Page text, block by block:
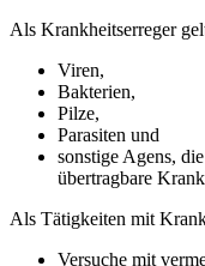
Als Krankheitserreger
Viren,
Bakterien,
Pilze,
Parasiten und
sonstige Agens,
übertragbare
Als Tätigkeiten mit
Versuche mit